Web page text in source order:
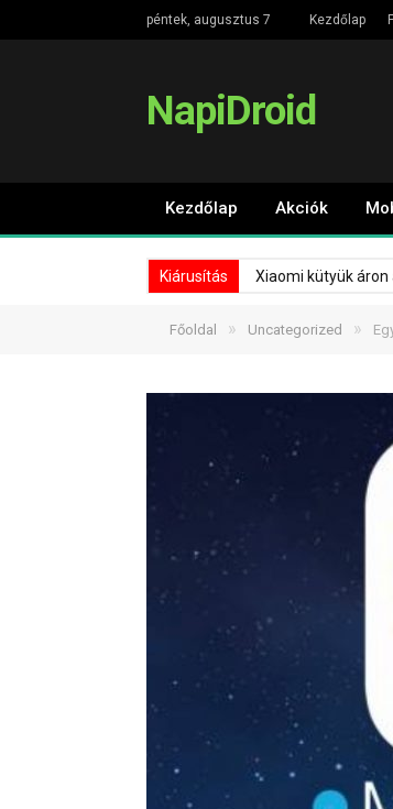
péntek, augusztus 7 Kezdőlap
NapiDroid
Kezdőlap Akciók
Kiárusítás Xiaomi kütyük áron
Főoldal » Uncategorized »